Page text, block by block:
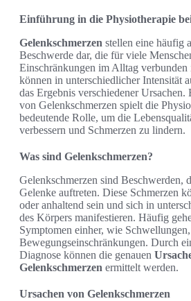
Einführung in die Physiotherapie
Gelenkschmerzen stellen eine häufig
Beschwerde dar, die für viele
Einschränkungen im Alltag verbunden
können in unterschiedlicher Intensität
das Ergebnis verschiedener
von Gelenkschmerzen spielt die
bedeutende Rolle, um die
verbessern und Schmerzen zu lindern.
Was sind Gelenkschmerzen?
Gelenkschmerzen sind Beschwerden,
Gelenke auftreten. Diese Schmerzen
oder anhaltend sein und sich in
des Körpers manifestieren. Häufig
Symptomen einher, wie
Bewegungseinschränkungen. Durch
Diagnose können die genauen
Gelenkschmerzen ermittelt werden.
Ursachen von Gelenkschmerzen